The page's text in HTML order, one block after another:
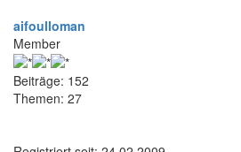
aifoulloman
Member
Beiträge: 152
Themen: 27